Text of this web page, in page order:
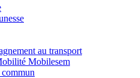
au transport
Mobilesem